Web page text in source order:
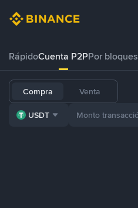
RápidoCuenta P2PPor bloques
Compra Venta
USDT